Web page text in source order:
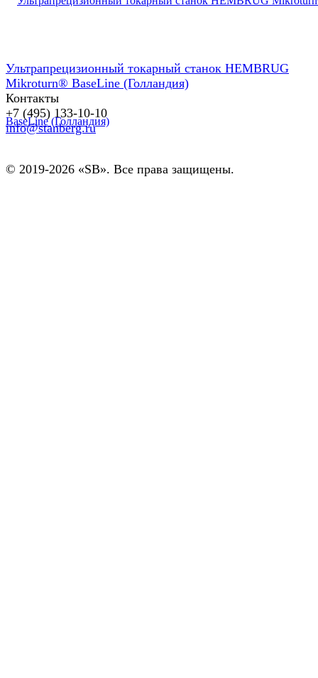
Ультрапрецизионный токарный станок HEMBRUG
Mikroturn® BaseLine (Голландия)
Контакты
+7 (495) 133-10-10
info@stanberg.ru
© 2019-2026 «SB». Все права защищены.